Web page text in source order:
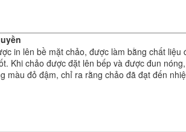
in lên bề mặt chảo, được làm bằng chất liệu
Khi chảo được đặt lên bếp và được đun nóng,
màu đỏ đậm, chỉ ra rằng chảo đã đạt đến